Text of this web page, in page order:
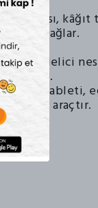
yapısı, kâğıt
katkı sağlar.
ve delici
Çizim Tableti,
bir araçtır.